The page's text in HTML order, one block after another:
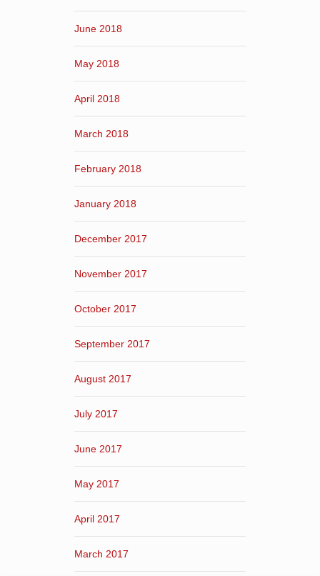
June 2018
May 2018
April 2018
March 2018
February 2018
January 2018
December 2017
November 2017
October 2017
September 2017
August 2017
July 2017
June 2017
May 2017
April 2017
March 2017